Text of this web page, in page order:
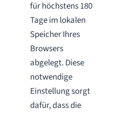
für höchstens 180
Tage im lokalen
Speicher Ihres
Browsers
abgelegt. Diese
notwendige
Einstellung sorgt
dafür, dass die